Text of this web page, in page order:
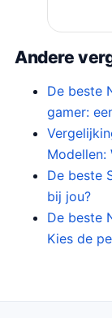
Andere
De beste
gamer:
Modellen:
De beste
bij jou?
De beste
Kies de